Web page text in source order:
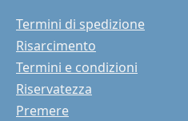
Termini di spedizione
Risarcimento
Termini e condizioni
Riservatezza
Premere